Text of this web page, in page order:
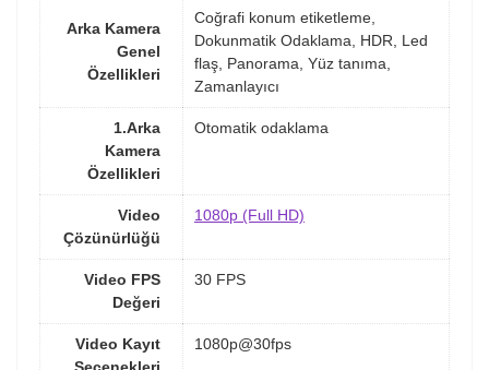
Arka Kamera
Genel
Özellikleri
Coğrafi konum etiketleme,
Dokunmatik Odaklama, HDR, Led
flaş, Panorama, Yüz tanıma,
Zamanlayıcı
1.Arka
Kamera
Özellikleri
Otomatik odaklama
Video
Çözünürlüğü
1080p (Full HD)
Video FPS
Değeri
30 FPS
Video Kayıt
Seçenekleri
1080p@30fps